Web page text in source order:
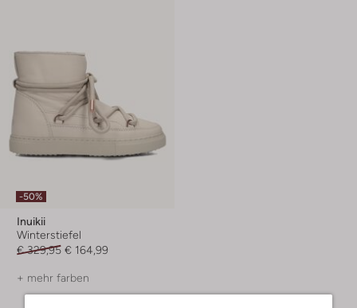
-50%
Inuikii
Winterstiefel
€ 329,95 € 164,99
+ mehr farben